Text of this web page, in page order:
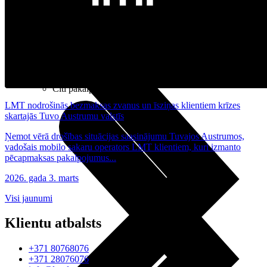
Citi pakalpojumi
LMT nodrošinās bezmaksas zvanus un īsziņas klientiem krīzes
skartajās Tuvo Austrumu valstīs
Ņemot vērā drošības situācijas saasinājumu Tuvajos Austrumos,
vadošais mobilo sakaru operators LMT klientiem, kuri izmanto
pēcapmaksas pakalpojumus...
2026. gada 3. marts
Visi jaunumi
Klientu atbalsts
+371 80768076
+371 28076076